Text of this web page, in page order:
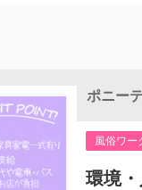
ポニー
風俗ワー
環境